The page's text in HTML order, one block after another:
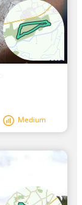
Medium